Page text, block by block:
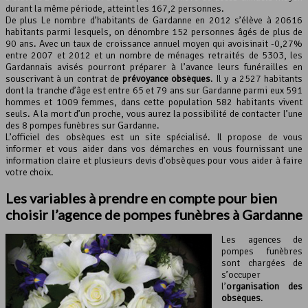
Leaflet, ©OpenStreetMap
durant la même période, atteint les 167,2 personnes.
De plus Le nombre d’habitants de Gardanne en 2012 s’élève à 20616
habitants parmi lesquels, on dénombre 152 personnes âgés de plus de
90 ans. Avec un taux de croissance annuel moyen qui avoisinait -0,27%
entre 2007 et 2012 et un nombre de ménages retraités de 5303, les
Gardannais avisés pourront préparer à l’avance leurs funérailles en
souscrivant à un contrat de prévoyance obsèques. Il y a 2527 habitants
dont la tranche d’âge est entre 65 et 79 ans sur Gardanne parmi eux 591
hommes et 1009 femmes, dans cette population 582 habitants vivent
seuls. A la mort d’un proche, vous aurez la possibilité de contacter l’une
des 8 pompes funèbres sur Gardanne.
L’officiel des obsèques est un site spécialisé. Il propose de vous
informer et vous aider dans vos démarches en vous fournissant une
information claire et plusieurs devis d’obsèques pour vous aider à faire
votre choix.
Les variables à prendre en compte pour bien
choisir l’agence de pompes funèbres à Gardanne
Les agences de
pompes funèbres
sont chargées de
s’occuper
l’organisation des
obsèques.